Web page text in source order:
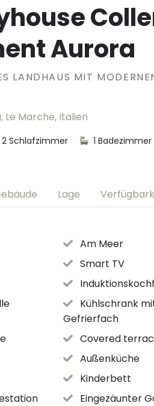
Aurora
LANDHAUS MIT
Marche, Italien
2 Schlafzimmer 1 Badezimmer
Lage
Am Meer
Smart TV
Kühlschrank
Gefrierfach
Covered
Außenküche
Kinderbett
Eingezäunter